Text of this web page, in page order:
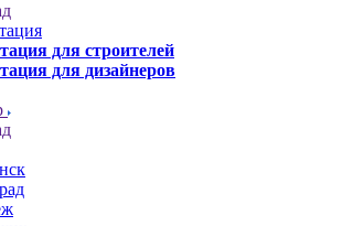
для строителей
для дизайнеров